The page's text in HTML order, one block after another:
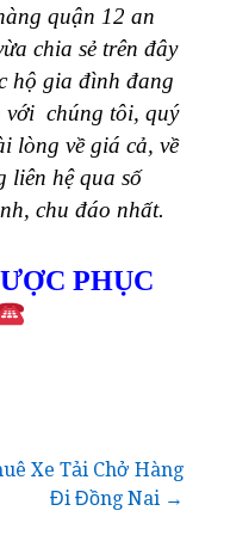
quận 12 an
chia sẻ trên đây
hộ gia đình đang
với chúng tôi, quý
lòng về giá cả, về
liên hệ qua số
chu đáo nhất.
PHỤC
Xe Tải Chở Hàng
Đi Đồng Nai →